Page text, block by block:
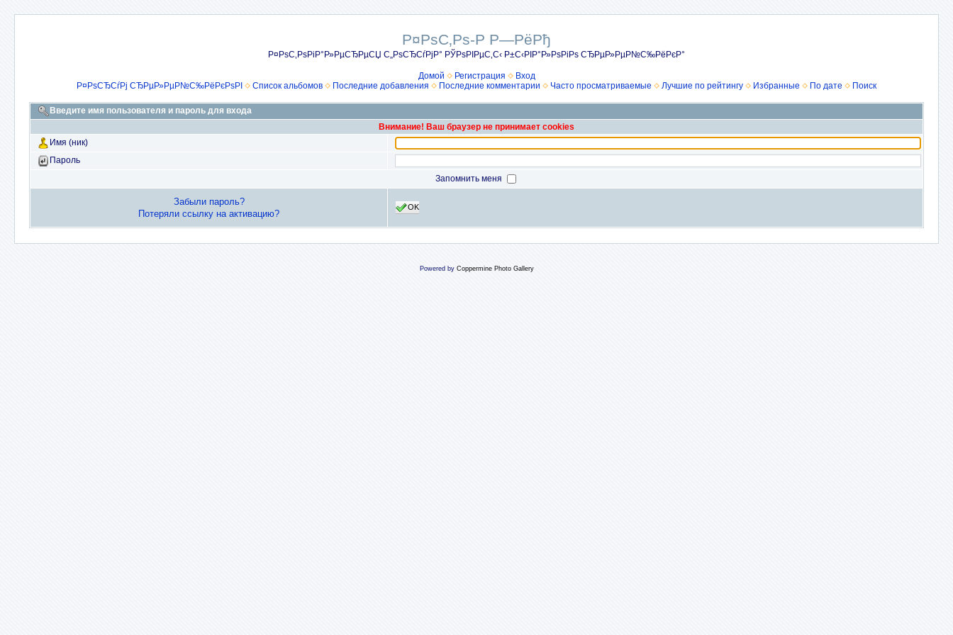
Р¤РѕС‚Рѕ-Р Р—РёРђ
Р¤РѕС‚РѕРіР°Р»РµСЂРµСЏ С„РѕСЂСѓРјР° РЎРѕРІРµС‚С‹ Р±С‹РІР°Р»РѕРіРѕ СЂРµР»РµР№С‰РёРєР°
Домой Регистрация
Вход
Р¤РѕСЂСѓРј СЂРµР»РµР№С‰РёРєРѕРІ
Список альбомов Последние добавления Последние комментарии Часто просматриваемые Лучшие по рейтингу Избранные По дате Поиск
Введите имя пользователя и пароль для входа
Внимание! Ваш браузер не принимает cookies
Имя (ник)
Пароль
Запомнить меня
Забыли пароль?
Потеряли ссылку на активацию?
OK
Powered by Coppermine Photo Gallery